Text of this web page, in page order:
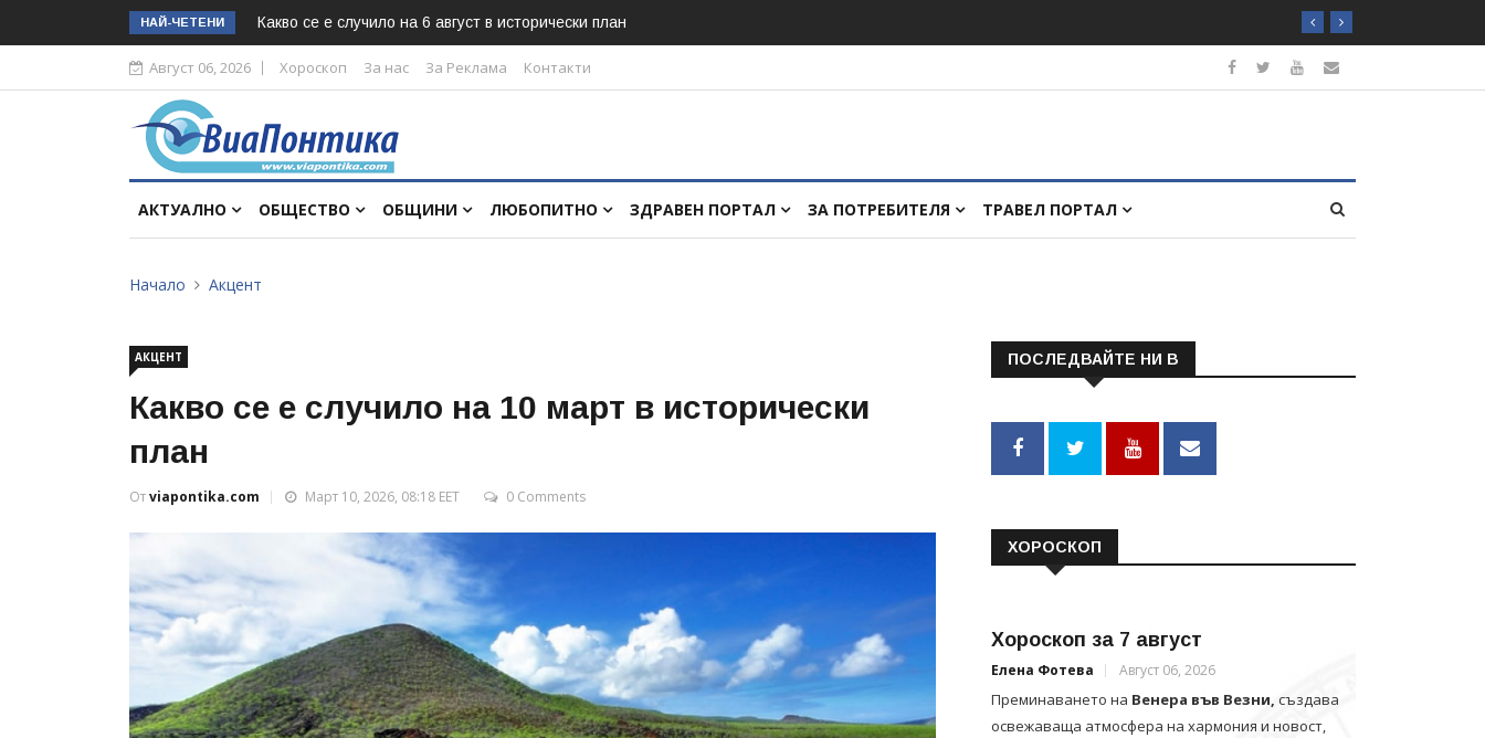
НАЙ-ЧЕТЕНИ Какво се е случило на 6 август в исторически план
Август 06, 2026 Хороскоп За нас За Реклама Контакти
АКТУАЛНО ОБЩЕСТВО ОБЩИНИ ЛЮБОПИТНО ЗДРАВЕН ПОРТАЛ ЗА ПОТРЕБИТЕЛЯ ТРАВЕЛ ПОРТАЛ
Начало Акцент
АКЦЕНТ
Какво се е случило на 10 март в исторически
план
Отviapontika.com Март 10, 2026, 08:18 EET 0 Comments
ПОСЛЕДВАЙТЕ НИ В
ХОРОСКОП
Хороскоп за 7 август
Елена Фотева Август 06, 2026
Преминаването на Венера във Везни, създава
освежаваща атмосфера на хармония и новост,